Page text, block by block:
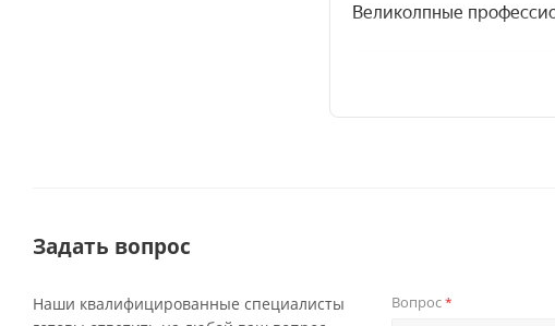
Задать вопрос
Наши квалифицированные специалисты
Вопрос*